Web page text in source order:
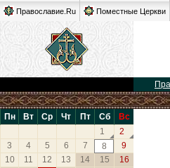
Православие.Ru Поместные Церкви
Пн Вт Ср Чт Пт Сб
Вс
1
2
3
4 5 6 7 8
9
10
11 12 13 14 15
16